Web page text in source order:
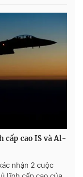
sản
cấp cao IS và Al-
nhận 2 cuộc